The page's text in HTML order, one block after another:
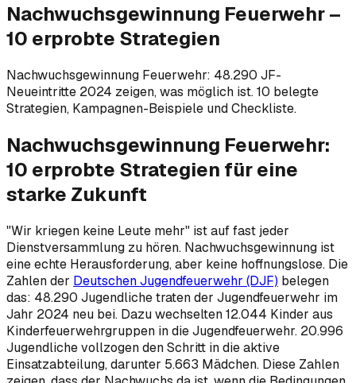
Nachwuchsgewinnung Feuerwehr –
10 erprobte Strategien
Nachwuchsgewinnung Feuerwehr: 48.290 JF-
Neueintritte 2024 zeigen, was möglich ist. 10 belegte
Strategien, Kampagnen-Beispiele und Checkliste.
Nachwuchsgewinnung Feuerwehr:
10 erprobte Strategien für eine
starke Zukunft
"Wir kriegen keine Leute mehr" ist auf fast jeder
Dienstversammlung zu hören. Nachwuchsgewinnung ist
eine echte Herausforderung, aber keine hoffnungslose. Die
Zahlen der Deutschen Jugendfeuerwehr (DJF) belegen
das: 48.290 Jugendliche traten der Jugendfeuerwehr im
Jahr 2024 neu bei. Dazu wechselten 12.044 Kinder aus
Kinderfeuerwehrgruppen in die Jugendfeuerwehr. 20.996
Jugendliche vollzogen den Schritt in die aktive
Einsatzabteilung, darunter 5.663 Mädchen. Diese Zahlen